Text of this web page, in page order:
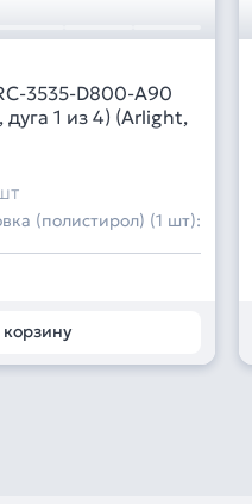
3535-D800-A90
1 из 4) (Arlight,
(полистирол) (1 шт):
корзину